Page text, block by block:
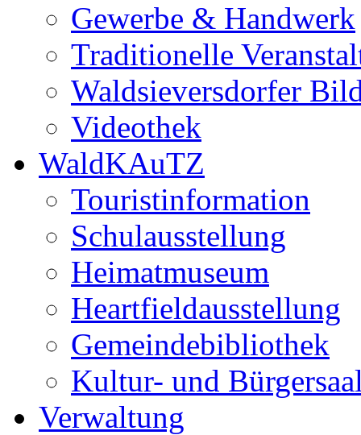
Gewerbe & Handwerk
Traditionelle
Waldsieversdorfer
Videothek
WaldKAuTZ
Touristinformation
Schulausstellung
Heimatmuseum
Heartfieldausstellung
Gemeindebibliothek
Kultur- und
Verwaltung